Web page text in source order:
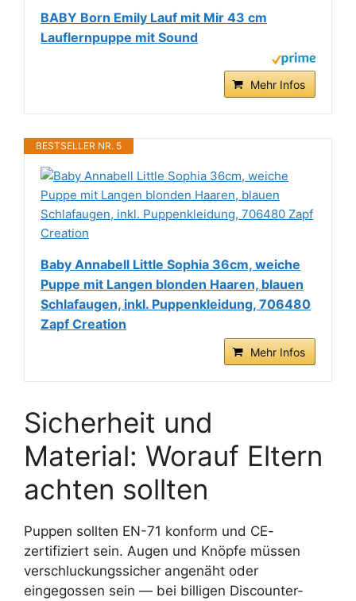
BABY Born Emily Lauf mit Mir 43 cm
Lauflernpuppe mit Sound
Mehr Infos
BESTSELLER NR. 5
Baby Annabell Little Sophia 36cm, weiche
Puppe mit Langen blonden Haaren, blauen
Schlafaugen, inkl. Puppenkleidung, 706480
Zapf Creation
Mehr Infos
Sicherheit und
Material: Worauf Eltern
achten sollten
Puppen sollten EN-71 konform und CE-
zertifiziert sein. Augen und Knöpfe müssen
verschluckungssicher angenäht oder
eingegossen sein — bei billigen Discounter-